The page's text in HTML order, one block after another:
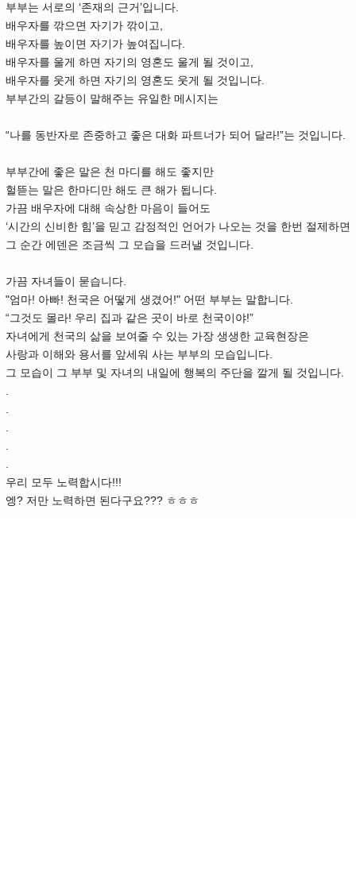
부부는 서로의 ‘존재의 근거’입니다.
배우자를 깎으면 자기가 깎이고,
배우자를 높이면 자기가 높여집니다.
배우자를 울게 하면 자기의 영혼도 울게 될 것이고,
배우자를 웃게 하면 자기의 영혼도 웃게 될 것입니다.
부부간의 갈등이 말해주는 유일한 메시지는
“나를 동반자로 존중하고 좋은 대화 파트너가 되어 달라!”는 것입니다.
부부간에 좋은 말은 천 마디를 해도 좋지만
헐뜯는 말은 한마디만 해도 큰 해가 됩니다.
가끔 배우자에 대해 속상한 마음이 들어도
‘시간의 신비한 힘’을 믿고 감정적인 언어가 나오는 것을 한번 절제하면
그 순간 에덴은 조금씩 그 모습을 드러낼 것입니다.
가끔 자녀들이 묻습니다.
"엄마! 아빠! 천국은 어떻게 생겼어!" 어떤 부부는 말합니다.
“그것도 몰라! 우리 집과 같은 곳이 바로 천국이야!”
자녀에게 천국의 삶을 보여줄 수 있는 가장 생생한 교육현장은
사랑과 이해와 용서를 앞세워 사는 부부의 모습입니다.
그 모습이 그 부부 및 자녀의 내일에 행복의 주단을 깔게 될 것입니다.
.
.
.
.
.
우리 모두 노력합시다!!!
엥? 저만 노력하면 된다구요??? ㅎㅎㅎ